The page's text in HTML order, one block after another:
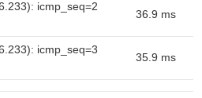
icmp_seq=2
36.9 ms
icmp_seq=3
35.9 ms